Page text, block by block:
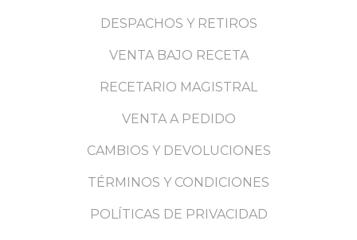
DESPACHOS Y RETIROS
VENTA BAJO RECETA
RECETARIO MAGISTRAL
VENTA A PEDIDO
CAMBIOS Y DEVOLUCIONES
TÉRMINOS Y CONDICIONES
POLÍTICAS DE PRIVACIDAD